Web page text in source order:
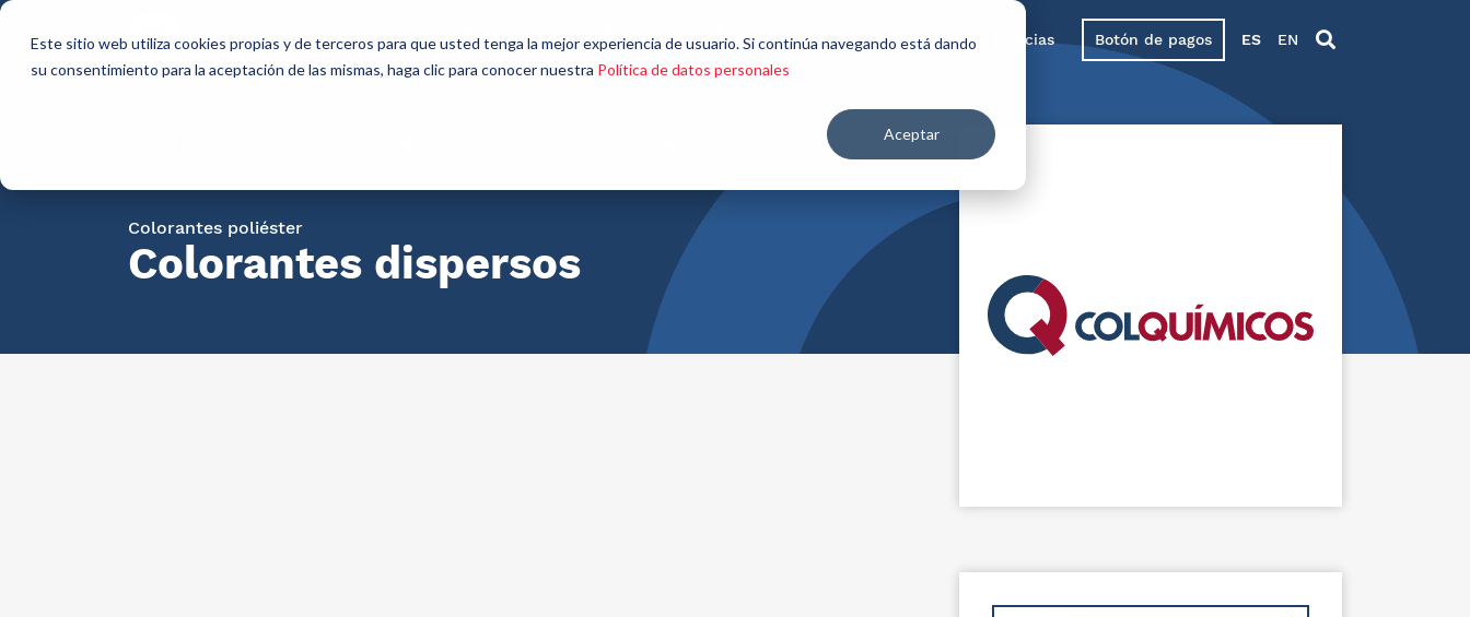
Este sitio web utiliza cookies propias y de terceros para que usted tenga la mejor experiencia de usuario. Si continúa navegando está dando
su consentimiento para la aceptación de las mismas, haga clic para conocer nuestra Política de datos personales
Aceptar
somos
aliados
mercados
Contáctenos Noticias Botón de pagos ES EN
Colorantes poliéster
Colorantes dispersos